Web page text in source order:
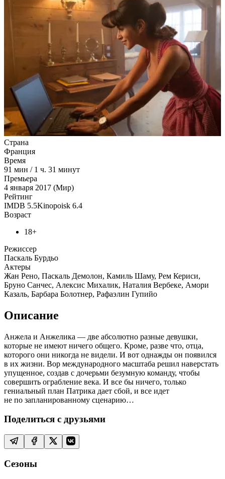
Страна
Франция
Время
91 мин / 1 ч. 31 минут
Премьера
4 января 2017 (Мир)
Рейтинг
IMDB 5.5Kinopoisk 6.4
Возраст
18+
Режиссер
Паскаль Бурдьо
Актеры
Жан Рено, Паскаль Демолон, Камиль Шаму, Рем Кериси,
Бруно Санчес, Алексис Михалик, Наталия Вербеке, Амори
Казаль, Барбара Болотнер, Рафаэлин Гупийо
Описание
Анжела и Анжелика — две абсолютно разные девушки,
которые не имеют ничего общего. Кроме, разве что, отца,
которого они никогда не видели. И вот однажды он появился
в их жизни. Вор международного масштаба решил наверстать
упущенное, создав с дочерьми безумную команду, чтобы
совершить ограбление века. И все бы ничего, только
гениальный план Патрика дает сбой, и все идет
не по запланированному сценарию…
Поделиться с друзьями
Сезоны